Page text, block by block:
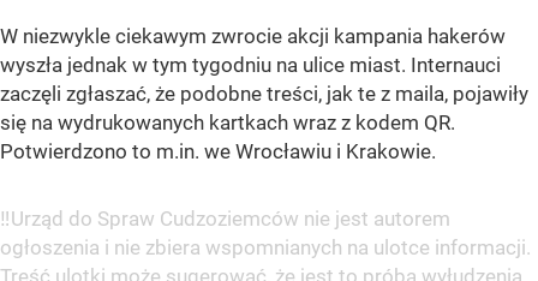
W niezwykle ciekawym zwrocie akcji kampania hakerów
wyszła jednak w tym tygodniu na ulice miast. Internauci
zaczęli zgłaszać, że podobne treści, jak te z maila, pojawiły
się na wydrukowanych kartkach wraz z kodem QR.
Potwierdzono to m.in. we Wrocławiu i Krakowie.
‼️Urząd do Spraw Cudzoziemców nie jest autorem
ogłoszenia i nie zbiera wspomnianych na ulotce informacji.